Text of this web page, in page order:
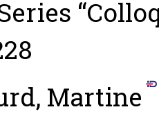
Martine